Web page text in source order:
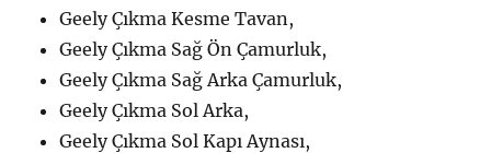
Geely Çıkma Kesme Tavan,
Geely Çıkma Sağ Ön Çamurluk,
Geely Çıkma Sağ Arka Çamurluk,
Geely Çıkma Sol Arka,
Geely Çıkma Sol Kapı Aynası,